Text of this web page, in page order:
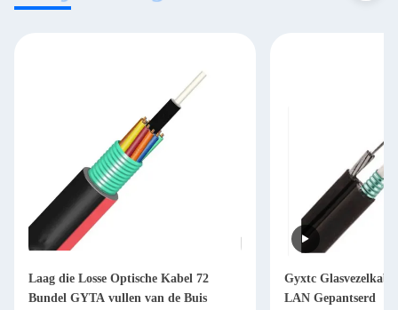
Laag die Losse Optische Kabel 72
Bundel GYTA vullen van de Buis
Gyxtc
LAN Gepantserd